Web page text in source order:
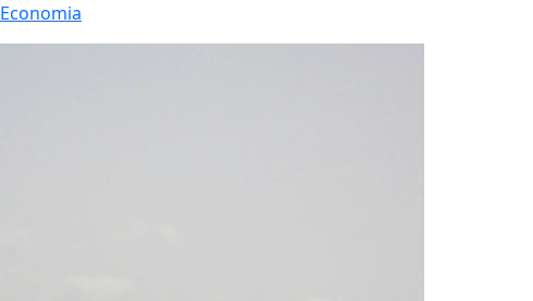
Economia